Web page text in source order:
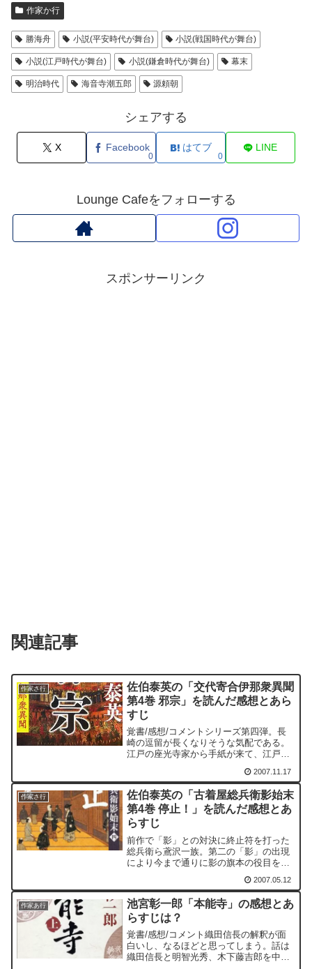
作家か行
勝海舟 小説(平安時代が舞台) 小説(戦国時代が舞台)
小説(江戸時代が舞台) 小説(鎌倉時代が舞台) 幕末
明治時代 海音寺潮五郎 源頼朝
シェアする
X Facebook
0
はてブ
0
LINE
Lounge Cafeをフォローする
スポンサーリンク
関連記事
作家さ行
佐伯泰英の「交代寄合伊那衆異聞
第4巻 邪宗」を読んだ感想とあら
すじ
覚書/感想/コメントシリーズ第四弾。長
崎の逗留が長くなりそうな気配である。
江戸の座光寺家から手紙が来て、江戸の
きり、文乃といい関係になるのかと思っ
ていたが、長崎に来てスペイン人の父を
持つハーフの美女・高島...
2007.11.17
作家さ行
佐伯泰英の「古着屋総兵衛影始末
第4巻 停止！」を読んだ感想とあ
らすじ
前作で「影」との対決に終止符を打った
総兵衛ら鳶沢一族。第二の「影」の出現
により今まで通りに影の旗本の役目を果
が早速登場するのかと思いきや、本作で
は登場しません。とはいっても、第二の
「影」らしい人物は登場するのです
が...。
2007.05.12
作家あ行
池宮彰一郎「本能寺」の感想とあ
らすじは？
覚書/感想/コメント織田信長の解釈が面
白いし、なるほどと思ってしまう。話は
織田信長と明智光秀、木下藤吉郎を中心